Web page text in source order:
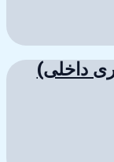
داخلی)